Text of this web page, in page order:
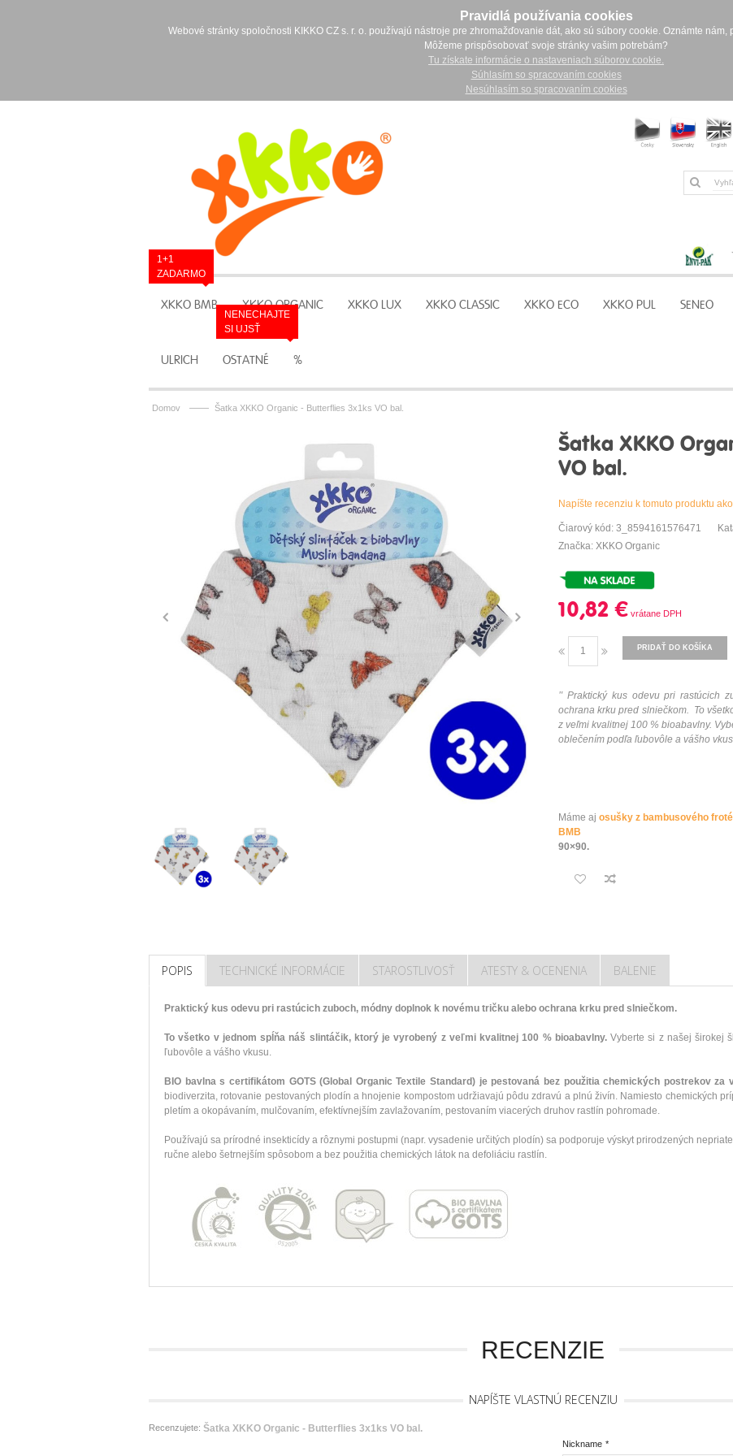
Pravidlá používania cookies
Webové stránky spoločnosti KIKKO CZ s. r. o. používajú nástroje pre zhromažďovanie dát, ako sú súbory cookie. Oznámte
Môžeme prispôsobovať svoje stránky vašim potrebám?
Tu získate informácie o nastaveniach súborov cookie.
Súhlasím so spracovaním cookies
Nesúhlasím so spracovaním cookies
XKKO BMB
1+1
ZADARMO
XKKO ORGANIC XKKO LUX XKKO CLASSIC XKKO ECO XKKO PUL SENEO
ULRICH OSTATNÉ %
NENECHAJTE
SI UJSŤ
Domov —— Šatka XKKO Organic - Butterflies 3x1ks VO bal.
Šatka XKKO
VO bal.
Napíšte recenziu k tomuto produktu
Čiarový kód: 3_8594161576471
Značka: XKKO Organic
10,82 €
PRIDAŤ DO KOŠÍKA
" Praktický kus odevu pri rastúcich
ochrana krku pred slniečkom. To
z veľmi kvalitnej 100 % bioabavlny.
oblečením podľa ľubovôle a vášho
Máme ajosušky z bambusového
BMB
90×90.
POPIS TECHNICKÉ INFORMÁCIE STAROSTLIVOSŤ ATESTY & OCENENIA BALENIE
Praktický kus odevu pri rastúcich zuboch, módny doplnok k novému tričku alebo ochrana krku pred slniečkom.
To všetko v jednom spĺňa náš slintáčik, ktorý je vyrobený z veľmi kvalitnej 100 % bioabavlny.Vyberte si z našej širokej
ľubovôle a vášho vkusu.
BIO bavlna s certifikátom GOTS (Global Organic Textile Standard) je pestovaná bez použitia chemických postrekov za
biodiverzita, rotovanie pestovaných plodín a hnojenie kompostom udržiavajú pôdu zdravú a plnú živín. Namiesto chemických
pletím a okopávaním, mulčovaním, efektívnejším zavlažovaním, pestovaním viacerých druhov rastlín pohromade.
Používajú sa prírodné insekticídy a rôznymi postupmi (napr. vysadenie určitých plodín) sa podporuje výskyt prirodzených
ručne alebo šetrnejším spôsobom a bez použitia chemických látok na defoliáciu rastlín.
RECENZIE
NAPÍŠTE VLASTNÚ RECENZIU
Recenzujete: Šatka XKKO Organic - Butterflies 3x1ks VO bal.
*
Nickname